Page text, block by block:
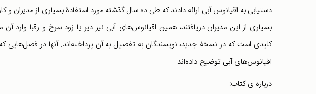
دستیابی به اقیانوس آبی ارائه دادند که طی ده سال گذشته مورد استفادۀ بسیاری از مدیران
بسیاری از این مدیران دریافتند، همین اقیانوس‌های آبی نیز دیر یا زود سرخ و رقبا
کلیدی است که در نسخۀ جدید، نویسندگان به تفصیل به آن پرداخته‌اند. آنها در فصل‌هایی
اقیانوس‌های آبی توضیح داده‌اند.
درباره ی کتاب: